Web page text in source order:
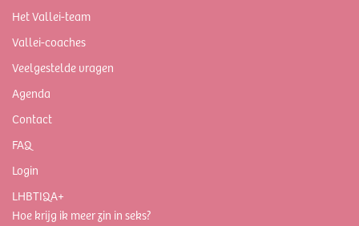
Het Vallei-team
Vallei-coaches
Veelgestelde vragen
Agenda
Contact
FAQ
Login
LHBTIQA+
Hoe krijg ik meer zin in seks?